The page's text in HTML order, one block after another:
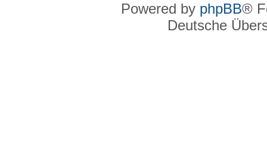
Powered by phpBB®
Deutsche